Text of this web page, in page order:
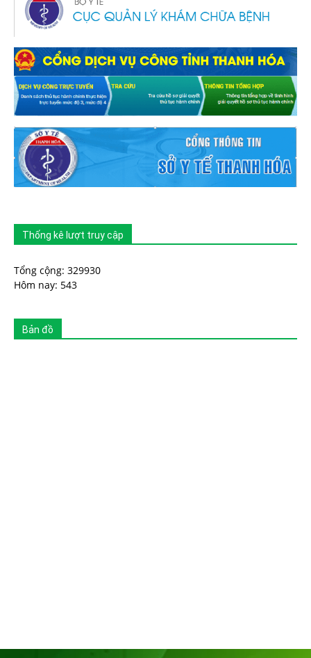
Thống kê lượt truy cập
Tổng cộng: 329930
Hôm nay: 543
Bản đồ